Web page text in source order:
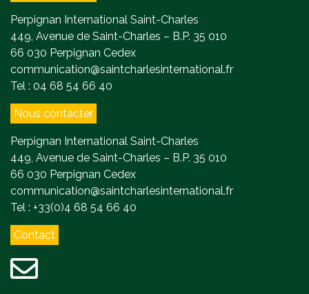
Perpignan International Saint-Charles
449, Avenue de Saint-Charles – B.P. 35 010
66 030 Perpignan Cedex
communication@saintcharlesinternational.fr
Tel : 04 68 54 66 40
Nous contacter
Perpignan International Saint-Charles
449, Avenue de Saint-Charles – B.P. 35 010
66 030 Perpignan Cedex
communication@saintcharlesinternational.fr
Tel : +33(0)4 68 54 66 40
Contact